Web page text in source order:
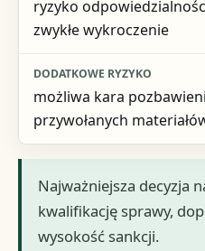
ryzyko
zwykłe wykroczenie
możliwa kara
przywołanych
Najważniejsza decyzja
kwalifikację sprawy,
wysokość sankcji.